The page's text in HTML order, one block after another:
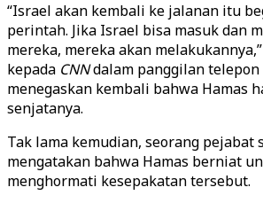
“Israel akan kembali ke jalanan itu
perintah. Jika Israel bisa masuk dan
mereka, mereka akan
kepada CNNdalam panggilan
menegaskan kembali bahwa Hamas
senjatanya.
Tak lama kemudian, seorang pejabat
mengatakan bahwa Hamas berniat
menghormati kesepakatan tersebut.